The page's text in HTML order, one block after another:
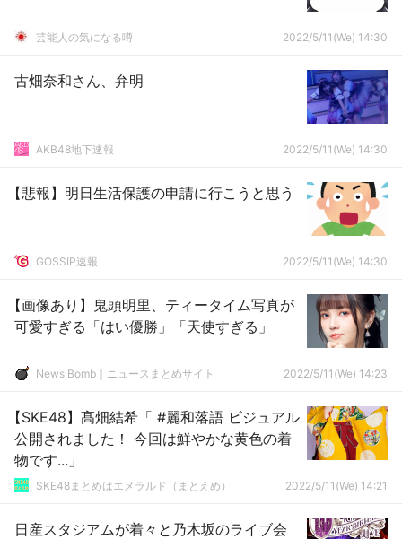
芸能人の気になる噂 2022/5/11(We) 14:30
古畑奈和さん、弁明
AKB48地下速報 2022/5/11(We) 14:30
【悲報】明日生活保護の申請に行こうと思う
GOSSIP速報 2022/5/11(We) 14:30
【画像あり】鬼頭明里、ティータイム写真が
可愛すぎる「はい優勝」「天使すぎる」
News Bomb｜ニュースまとめサイト 2022/5/11(We) 14:23
【SKE48】髙畑結希「 #麗和落語 ビジュアル
公開されました！ 今回は鮮やかな黄色の着
物です...」
SKE48まとめはエメラルド（まとえめ） 2022/5/11(We) 14:21
日産スタジアムが着々と乃木坂のライブ会